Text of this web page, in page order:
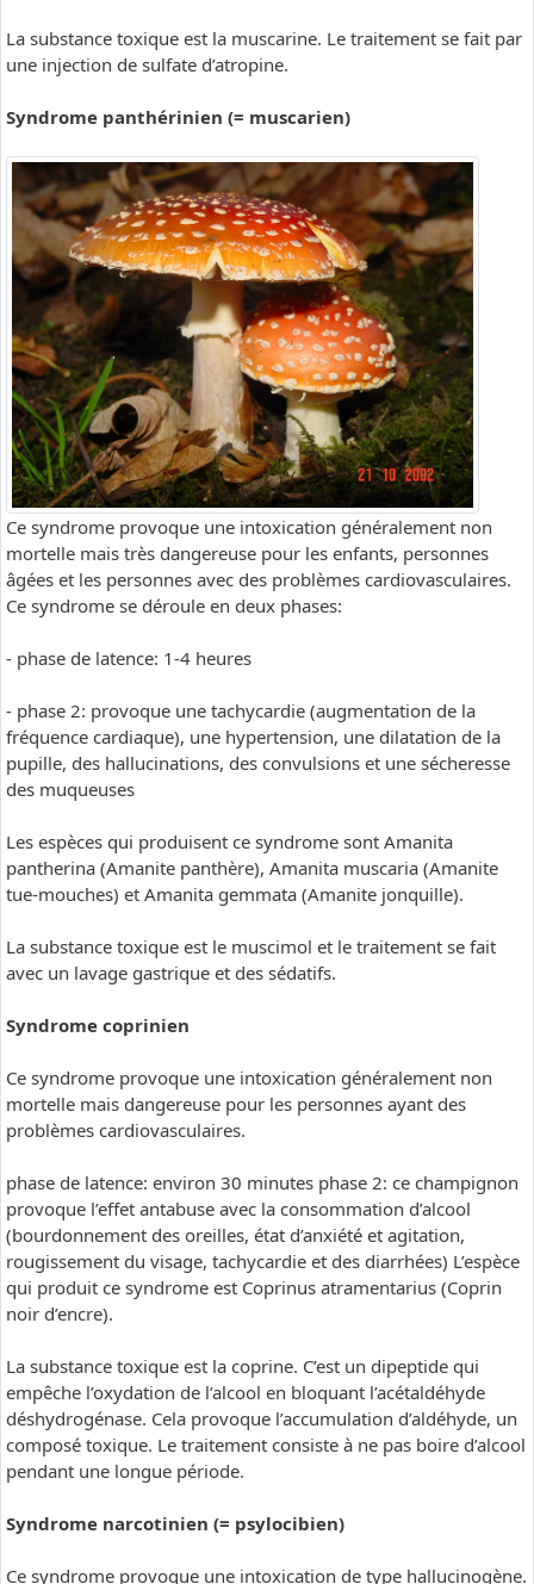
La substance toxique est la muscarine. Le traitement se fait par
une injection de sulfate d’atropine.
Syndrome panthérinien (= muscarien)
Ce syndrome provoque une intoxication généralement non
mortelle mais très dangereuse pour les enfants, personnes
âgées et les personnes avec des problèmes cardiovasculaires.
Ce syndrome se déroule en deux phases:
- phase de latence: 1-4 heures
- phase 2: provoque une tachycardie (augmentation de la
fréquence cardiaque), une hypertension, une dilatation de la
pupille, des hallucinations, des convulsions et une sécheresse
des muqueuses
Les espèces qui produisent ce syndrome sont Amanita
pantherina (Amanite panthère), Amanita muscaria (Amanite
tue-mouches) et Amanita gemmata (Amanite jonquille).
La substance toxique est le muscimol et le traitement se fait
avec un lavage gastrique et des sédatifs.
Syndrome coprinien
Ce syndrome provoque une intoxication généralement non
mortelle mais dangereuse pour les personnes ayant des
problèmes cardiovasculaires.
phase de latence: environ 30 minutes phase 2: ce champignon
provoque l’effet antabuse avec la consommation d’alcool
(bourdonnement des oreilles, état d’anxiété et agitation,
rougissement du visage, tachycardie et des diarrhées) L’espèce
qui produit ce syndrome est Coprinus atramentarius (Coprin
noir d’encre).
La substance toxique est la coprine. C’est un dipeptide qui
empêche l’oxydation de l’alcool en bloquant l’acétaldéhyde
déshydrogénase. Cela provoque l’accumulation d’aldéhyde, un
composé toxique. Le traitement consiste à ne pas boire d’alcool
pendant une longue période.
Syndrome narcotinien (= psylocibien)
Ce syndrome provoque une intoxication de type hallucinogène.